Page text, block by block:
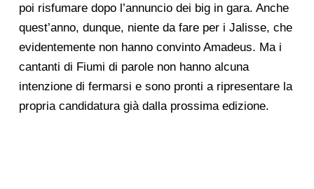
poi risfumare dopo l’annuncio dei big in gara. Anche
quest’anno, dunque, niente da fare per i Jalisse, che
evidentemente non hanno convinto Amadeus. Ma i
cantanti di Fiumi di parole non hanno alcuna
intenzione di fermarsi e sono pronti a ripresentare la
propria candidatura già dalla prossima edizione.